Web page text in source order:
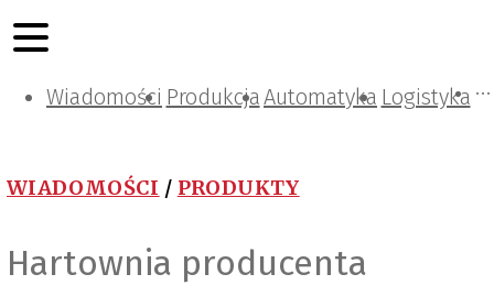
Wiadomości ProdukcjaAutomatyka Logistyka
Projektowanie i konstrukcje
Zarządzanie i IT
Tematy specjalne
WIADOMOŚCI / PRODUKTY
Hartownia producenta